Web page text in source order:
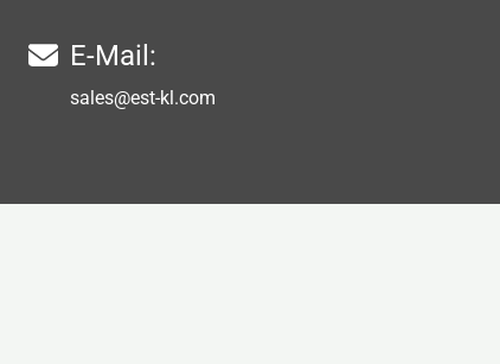
E-Mail:
sales@est-kl.com